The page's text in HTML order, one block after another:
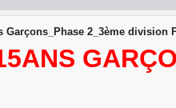
Garçons_Phase 2_3ème division